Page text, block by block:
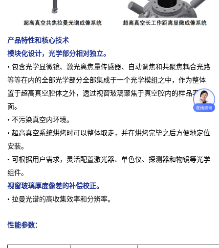
产品特性和核心技术
模块化设计，光学部分相对独立。
• 包含光学显微镜、激光离焦量传感器、自动调焦和共聚焦耦合光路
等等在内的全部光学部分全部集成于一个光学模组之中，作为整体
置于超高真空腔体之外，透过视窗玻璃聚焦于真空腔内的样品表
面。
• 不污染真空内环境。
• 超高真空系统烘烤时可以整体取走，并在烘烤完毕之后方便地定位
安装。
• 可根据用户需求，灵活配置激光器、单色仪、探测器和物镜等光学
组件。
视窗玻璃厚度像差的补偿校正。
• 拉曼光谱的高收集效率和分辨率。
性能参数：